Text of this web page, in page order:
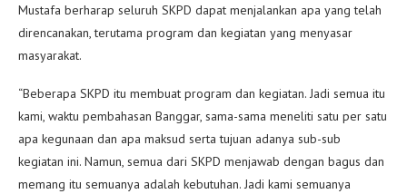
Mustafa berharap seluruh SKPD dapat menjalankan apa yang telah
direncanakan, terutama program dan kegiatan yang menyasar
masyarakat.
“Beberapa SKPD itu membuat program dan kegiatan. Jadi semua itu
kami, waktu pembahasan Banggar, sama-sama meneliti satu per satu
apa kegunaan dan apa maksud serta tujuan adanya sub-sub
kegiatan ini. Namun, semua dari SKPD menjawab dengan bagus dan
memang itu semuanya adalah kebutuhan. Jadi kami semuanya